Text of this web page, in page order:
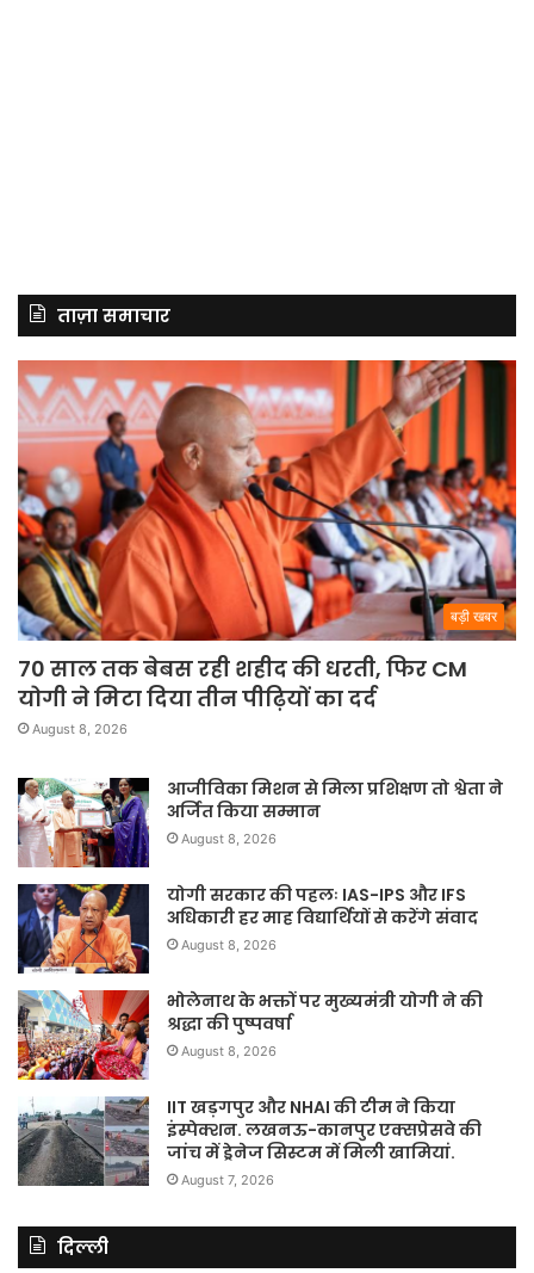
ताज़ा समाचार
बड़ी खबर
70 साल तक बेबस रही शहीद की धरती, फिर CM
योगी ने मिटा दिया तीन पीढ़ियों का दर्द
August 8, 2026
आजीविका मिशन से मिला प्रशिक्षण तो श्वेता ने
अर्जित किया सम्मान
August 8, 2026
योगी सरकार की पहलः IAS-IPS और IFS
अधिकारी हर माह विद्यार्थियों से करेंगे संवाद
August 8, 2026
भोलेनाथ के भक्तों पर मुख्यमंत्री योगी ने की
श्रद्धा की पुष्पवर्षा
August 8, 2026
IIT खड़गपुर और NHAI की टीम ने किया
इंस्पेक्शन. लखनऊ-कानपुर एक्सप्रेसवे की
जांच में ड्रेनेज सिस्टम में मिली खामियां.
August 7, 2026
दिल्ली